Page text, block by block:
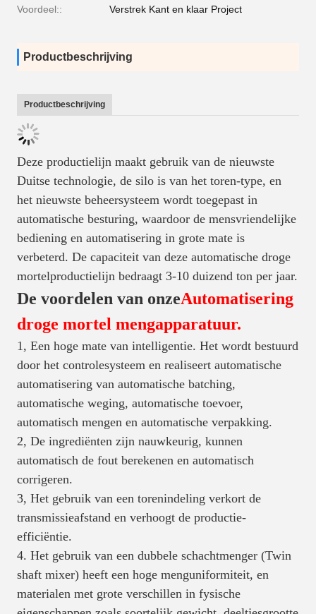
Voordeel:: Verstrek Kant en klaar Project
Productbeschrijving
Productbeschrijving
Deze productielijn maakt gebruik van de nieuwste
Duitse technologie, de silo is van het toren-type, en
het nieuwste beheersysteem wordt toegepast in
automatische besturing, waardoor de mensvriendelijke
bediening en automatisering in grote mate is
verbeterd. De capaciteit van deze automatische droge
mortelproductielijn bedraagt 3-10 duizend ton per jaar.
De voordelen van onzeAutomatisering
droge mortel mengapparatuur.
1, Een hoge mate van intelligentie. Het wordt bestuurd
door het controlesysteem en realiseert automatische
automatisering van automatische batching,
automatische weging, automatische toevoer,
automatisch mengen en automatische verpakking.
2, De ingrediënten zijn nauwkeurig, kunnen
automatisch de fout berekenen en automatisch
corrigeren.
3, Het gebruik van een torenindeling verkort de
transmissieafstand en verhoogt de productie-
efficiëntie.
4. Het gebruik van een dubbele schachtmenger (Twin
shaft mixer) heeft een hoge menguniformiteit, en
materialen met grote verschillen in fysische